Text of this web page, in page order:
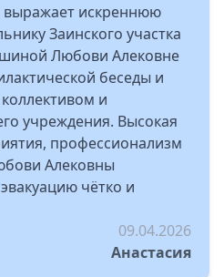
выражает искреннюю
Заинского участка
Любови Алековне
беседы и
и
учреждения. Высокая
профессионализм
Алековны
чётко и
09.04.2026
Анастасия